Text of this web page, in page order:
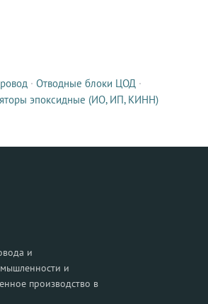
· Отводные блоки ЦОД ·
эпоксидные (ИО, ИП, КИНН)
и
и
производство в